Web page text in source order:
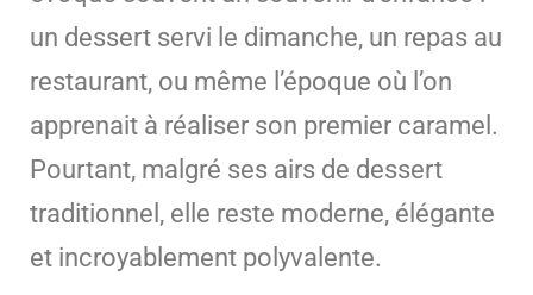
un dessert servi le dimanche, un repas au
restaurant, ou même l’époque où l’on
apprenait à réaliser son premier caramel.
Pourtant, malgré ses airs de dessert
traditionnel, elle reste moderne, élégante
et incroyablement polyvalente.